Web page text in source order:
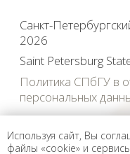
Используя сайт, Вы
файлы «cookie» и